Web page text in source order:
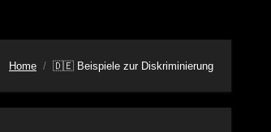
Home 🇩🇪 Beispiele zur Diskriminierung